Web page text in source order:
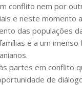
conflito nem por
e neste momento
das populações
e a um imenso
partes em conflito
de